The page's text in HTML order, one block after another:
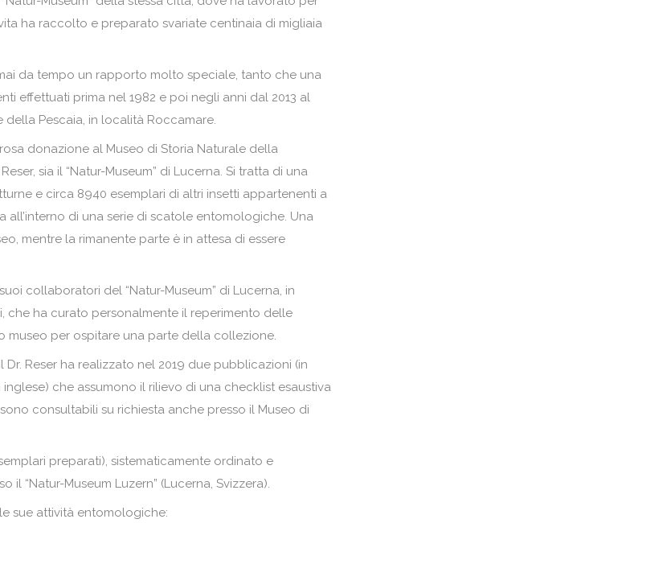
ha raccolto e preparato svariate centinaia di migliaia
da tempo un rapporto molto speciale, tanto che una
effettuati prima nel 1982 e poi negli anni dal 2013 al
Pescaia, in località Roccamare.
donazione al Museo di Storia Naturale della
sia il “Natur-Museum” di Lucerna. Si tratta di una
e circa 8940 esemplari di altri insetti appartenenti a
di una serie di scatole entomologiche. Una
mentre la rimanente parte è in attesa di essere
collaboratori del “Natur-Museum” di Lucerna, in
che ha curato personalmente il reperimento delle
per ospitare una parte della collezione.
Reser ha realizzato nel 2019 due pubblicazioni (in
che assumono il rilievo di una checklist esaustiva
consultabili su richiesta anche presso il Museo di
preparati), sistematicamente ordinato e
“Natur-Museum Luzern” (Lucerna, Svizzera).
sue attività entomologiche: